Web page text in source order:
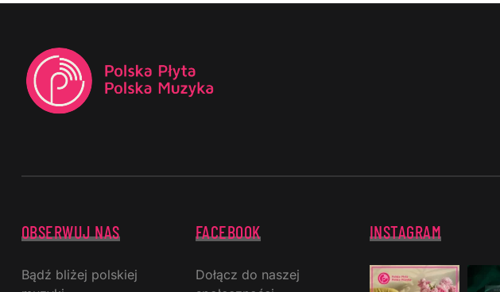
OBSERWUJ NAS
Bądź bliżej polskiej
FACEBOOK
Dołącz do naszej
INSTAGRAM